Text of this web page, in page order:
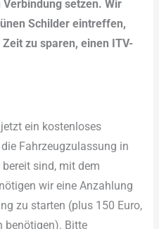
setzen. Wir
Schilder eintreffen,
zu sparen, einen ITV-
ein kostenloses
Fahrzeugzulassung in
sind, mit dem
wir eine Anzahlung
zu starten (plus 150 Euro,
benötigen). Bitte